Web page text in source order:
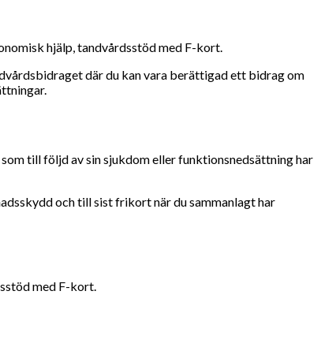
hjälp, tandvårdsstöd med F-kort.
där du kan vara berättigad ett bidrag om
till följd av sin sjukdom eller funktionsnedsättning har
och till sist frikort när du sammanlagt har
med F-kort.